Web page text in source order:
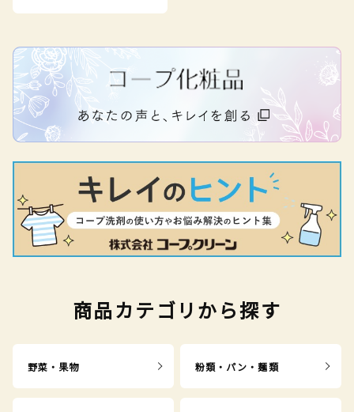
商品カテゴリから探す
野菜・果物 粉類・パン・麺類